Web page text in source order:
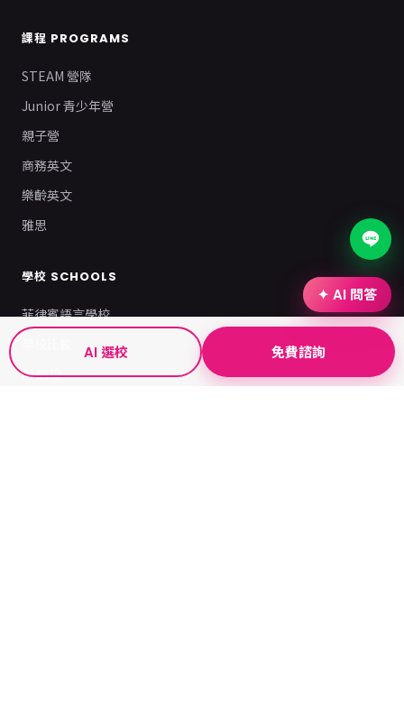
課程 PROGRAMS
STEAM 營隊
Junior 青少年營
親子營
商務英文
樂齡英文
雅思
學校 SCHOOLS
菲律賓語言學校
AI 選校
AI 選校 免費諮詢
✦ AI 問答